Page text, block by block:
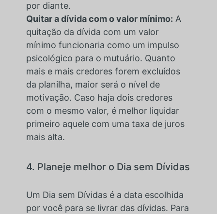
por diante.
Quitar a dívida com o valor mínimo: A
quitação da dívida com um valor
mínimo funcionaria como um impulso
psicológico para o mutuário. Quanto
mais e mais credores forem excluídos
da planilha, maior será o nível de
motivação. Caso haja dois credores
com o mesmo valor, é melhor liquidar
primeiro aquele com uma taxa de juros
mais alta.
4. Planeje melhor o Dia sem Dívidas
Um Dia sem Dívidas é a data escolhida
por você para se livrar das dívidas. Para